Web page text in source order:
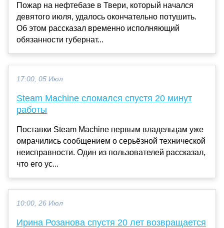
Пожар на нефтебазе в Твери, который начался
девятого июля, удалось окончательно потушить.
Об этом рассказал временно исполняющий
обязанности губернат...
17:00, 05 Июл
Steam Machine сломался спустя 20 минут
работы
Поставки Steam Machine первым владельцам уже
омрачились сообщением о серьёзной технической
неисправности. Один из пользователей рассказал,
что его ус...
10:00, 26 Июл
Ирина Розанова спустя 20 лет возвращается